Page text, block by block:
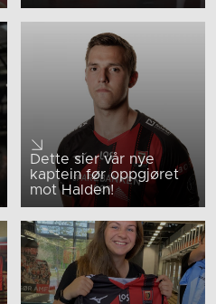
Dette sier vår nye
kaptein før oppgjøret
mot Halden!